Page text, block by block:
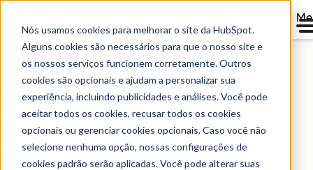
Nós usamos cookies para melhorar o site da HubSpot.
Alguns cookies são necessários para que o nosso site e
os nossos serviços funcionem corretamente. Outros
cookies são opcionais e ajudam a personalizar sua
experiência, incluindo publicidades e análises. Você pode
aceitar todos os cookies, recusar todos os cookies
opcionais ou gerenciar cookies opcionais. Caso você não
selecione nenhuma opção, nossas configurações de
cookies padrão serão aplicadas. Você pode alterar suas
Página principal dos estudos de caso
Explore todas as
nossas histórias de
clientes.